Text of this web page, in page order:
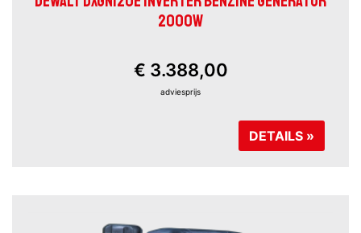
2000W
€ 3.388,00
adviesprijs
DETAILS »